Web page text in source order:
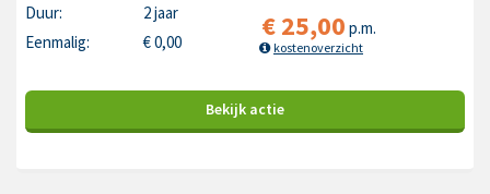
Duur:
2 jaar
Eenmalig:
€0,00 €25,00 p.m.
kostenoverzicht
Bekijk actie